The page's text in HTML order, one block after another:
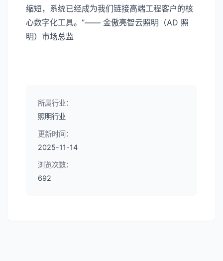
缩短，系统已经成为我们链接高端工程客户的核
心数字化工具。”—— 金傲亮智云照明（AD 照
明）市场总监
所属行业：
照明行业
更新时间：
2025-11-14
浏览次数：
692